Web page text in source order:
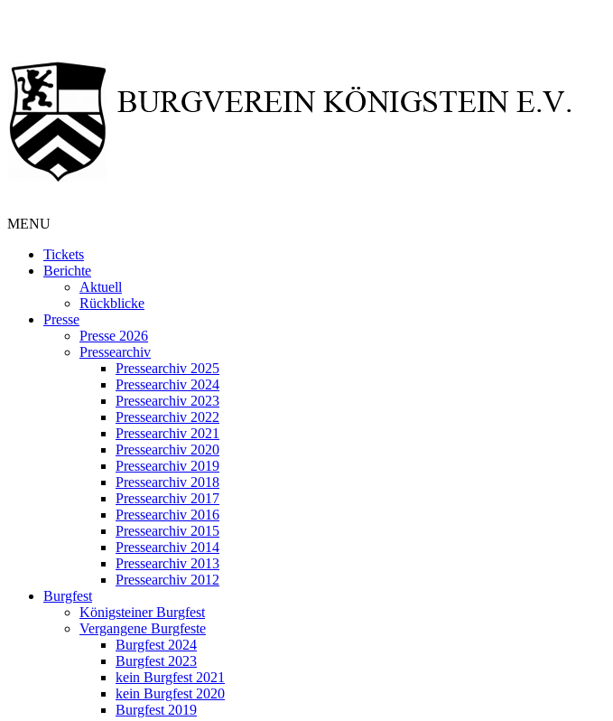
MENU
Tickets
Berichte
Aktuell
Rückblicke
Presse
Presse 2026
Pressearchiv
Pressearchiv 2025
Pressearchiv 2024
Pressearchiv 2023
Pressearchiv 2022
Pressearchiv 2021
Pressearchiv 2020
Pressearchiv 2019
Pressearchiv 2018
Pressearchiv 2017
Pressearchiv 2016
Pressearchiv 2015
Pressearchiv 2014
Pressearchiv 2013
Pressearchiv 2012
Burgfest
Königsteiner Burgfest
Vergangene Burgfeste
Burgfest 2024
Burgfest 2023
kein Burgfest 2021
kein Burgfest 2020
Burgfest 2019